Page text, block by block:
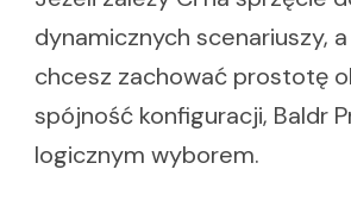
dynamicznych scenariuszy,
chcesz zachować prostotę
spójność konfiguracji, Baldr
logicznym wyborem.